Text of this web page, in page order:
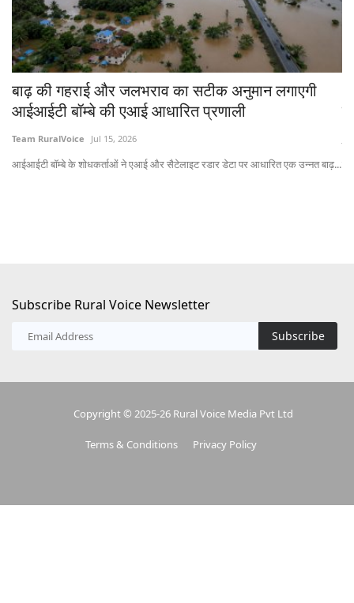
बाढ़ की गहराई और जलभराव का सटीक अनुमान लगाएगी
आईआईटी बॉम्बे की एआई आधारित प्रणाली
Team RuralVoice Jul 15, 2026
आईआईटी बॉम्बे के शोधकर्ताओं ने एआई और सैटेलाइट रडार डेटा पर आधारित एक उन्नत बाढ़...
Subscribe Rural Voice Newsletter
Subscribe
Copyright © 2025-26 Rural Voice Media Pvt Ltd
Terms & Conditions Privacy Policy